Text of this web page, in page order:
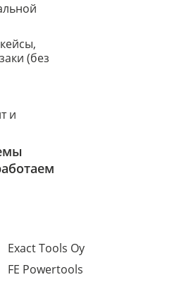
(без
и
Exact Tools Oy
FE Powertools